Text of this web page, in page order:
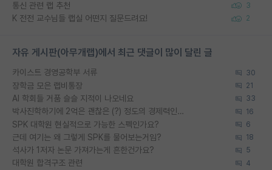
통신 관련 랩 추천 3
K 전전 교수님들 랩실 어떤지 질문드려요! 2
자유 게시판(아무개랩)에서 최근 댓글이 많이 달린 글
카이스트 경영공학부 서류 30
장학금 모은 랩비통장 21
AI 학회들 거품 슬슬 지적이 나오네요 33
박사진학하기에 2억은 괜찮은 (?) 정도의 경제력인가요 16
SPK 대학원 현실적으로 가능한 스펙인가요? 6
근데 여기는 왜 그렇게 SPK를 물어보는거임? 18
석사가 1저자 논문 가져가는게 흔한건가요? 5
대학원 합격구조 관련 4